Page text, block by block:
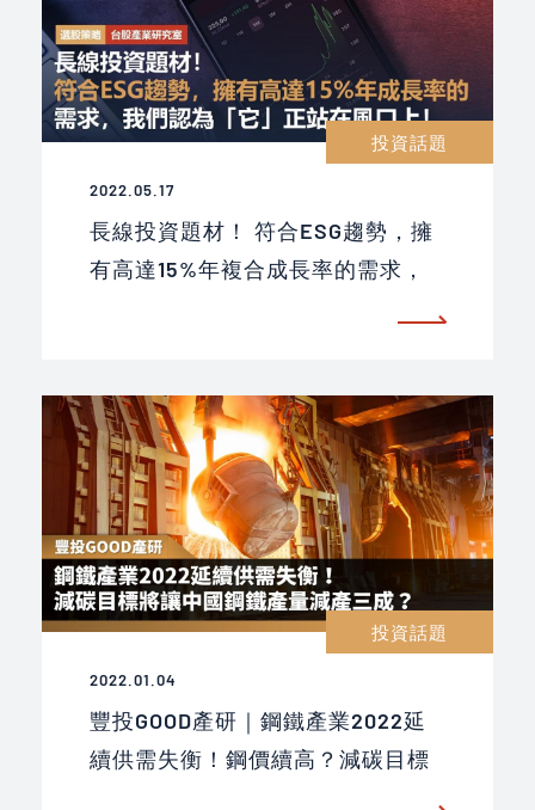
投資話題
2022.05.17
長線投資題材！ 符合ESG趨勢，擁
有高達15%年複合成長率的需求，
投資話題
2022.01.04
豐投GOOD產研｜鋼鐵產業2022延
續供需失衡！鋼價續高？減碳目標